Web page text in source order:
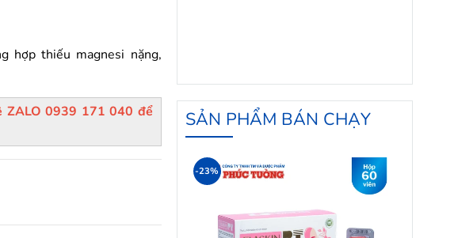
hợp thiếu magnesi nặng,
ZALO 0939 171 040 để
SẢN PHẨM BÁN CHẠY
-23%